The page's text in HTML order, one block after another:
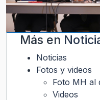
Más en
Noticias
Fotos y videos
Foto MH al
Videos